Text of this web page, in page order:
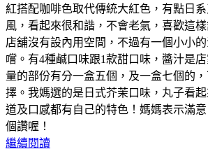
紅搭配咖啡色取代傳統大紅色，有點日
風，看起來很和諧，不會老氣，喜歡這
店舖沒有設內用空間，不過有一個小小
嚐。有4種鹹口味跟1款甜口味，醬汁是
量的部份有分一盒五個，及一盒七個的
擇。我媽選的是日式芥茉口味，丸子看
道及口感都有自己的特色！媽媽表示滿
個讚喔！
繼續閱讀